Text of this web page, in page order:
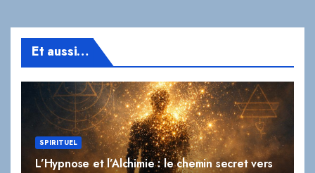
Et aussi…
SPIRITUEL
L’Hypnose et l’Alchimie : le chemin secret vers